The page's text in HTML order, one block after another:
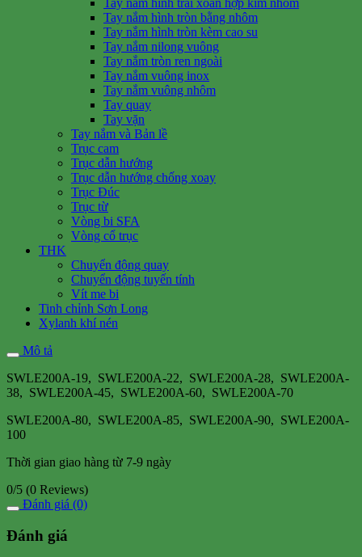
Tay nắm hình tròn bằng nhôm
Tay nắm hình tròn kèm cao su
Tay nắm nilong vuông
Tay nắm tròn ren ngoài
Tay nắm vuông inox
Tay nắm vuông nhôm
Tay quay
Tay vặn
Tay nắm và Bản lề
Trục cam
Trục dẫn hướng
Trục dẫn hướng chống xoay
Trục Đúc
Trục từ
Vòng bi SFA
Vòng cổ trục
THK
Chuyển động quay
Chuyển động tuyến tính
Vít me bi
Tinh chỉnh Sơn Long
Xylanh khí nén
Mô tả
SWLE200A-19, SWLE200A-22, SWLE200A-28, SWLE200A-
38, SWLE200A-45, SWLE200A-60, SWLE200A-70
SWLE200A-80, SWLE200A-85, SWLE200A-90, SWLE200A-
100
Thời gian giao hàng từ 7-9 ngày
0/5 (0 Reviews)
Đánh giá (0)
Đánh giá